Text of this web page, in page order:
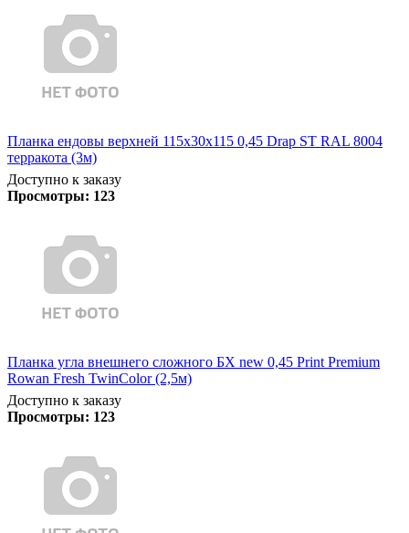
Планка ендовы верхней 115х30х115 0,45 Drap ST RAL 8004
терракота (3м)
Доступно к заказу
Просмотры: 123
Планка угла внешнего сложного БХ new 0,45 Print Premium
Rowan Fresh TwinColor (2,5м)
Доступно к заказу
Просмотры: 123